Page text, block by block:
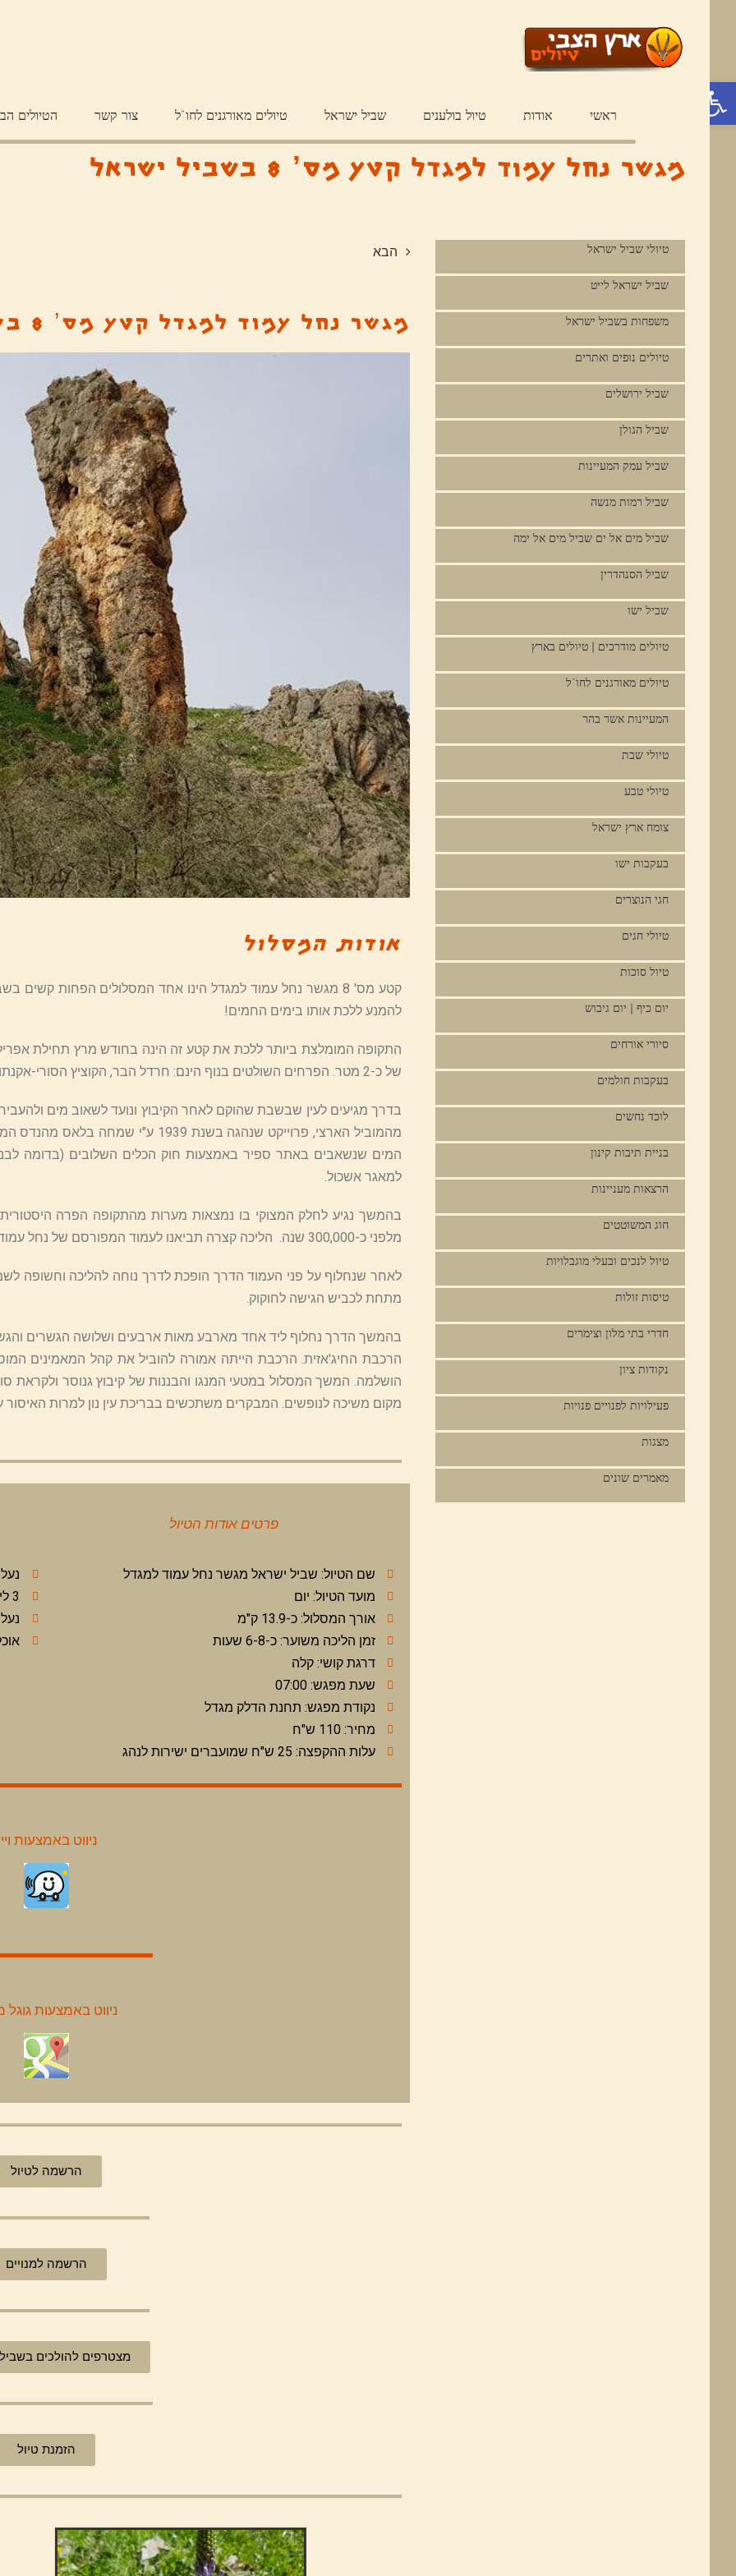
פתח סרגל נגישות
ראשי אודות טיול בולענים שביל ישראל טיולים מאורגנים לחו"ל צור קשר הטיולים
מגשר נחל עמוד למגדל קטע מס’ 8 בשביל ישראל
הבא
מגשר נחל עמוד למגדל קטע מס’ 8 בשביל ישראל
אודות המסלול
קטע מס' 8 מגשר נחל עמוד למגדל הינו אחד המסלולים הפחות
להמנע ללכת אותו בימים החמים!
התקופה המומלצת ביותר ללכת את קטע זה הינה בחודש מרץ תחילת
של כ-2 מטר. הפרחים השולטים בנוף הינם: חרדל הבר, הקוציץ הסורי-אקנתוס, אפון קיפח ובן חצב יקינתוני.
בדרך מגיעים לעין שבשבת שהוקם לאחר הקיבוץ ונועד לשאוב מים
המים שנשאבים באתר ספיר באמצעות חוק הכלים השלובים (בדומה
למאגר אשכול.
בהמשך נגיע לחלק המצוקי בו נמצאות מערות מהתקופה הפרה
מלפני כ-300,000 שנה. הליכה קצרה תביאנו לעמוד המפורסם של נחל עמוד-עמוד שהקנה את שם הנחל.
לאחר שנחלוף על פני העמוד הדרך הופכת לדרך נוחה להליכה וחשופה
מתחת לכביש הגישה לחוקוק.
הושלמה. המשך המסלול במטעי המנגו והבננות של קיבוץ גנוסר ולקראת
מקום משיכה לנופשים. המבקרים משתכשים בבריכת עין נון למרות האיסור
פרטים אודות הטיול
שם הטיול: שביל ישראל מגשר נחל עמוד למגדל
מועד הטיול: יום
אורך המסלול: כ-13.9 ק"מ
זמן הליכה משוער: כ-6-8 שעות
דרגת קושי: קלה
שעת מפגש: 07:00
נקודת מפגש: תחנת הדלק מגדל
מחיר: 110 ש"ח
עלות ההקפצה: 25 ש"ח שמועברים ישירות לנהג
3 ליטר מים ביום חם נדרש 1 ליטר נוספים
ניווט באמצעות
ניווט באמצעות גוגל
הרשמה לטיול
הרשמה למנויים
מצטרפים להולכים
הזמנת טיול
טיולי שביל ישראל
שביל ישראל לייט
משפחות בשביל ישראל
טיולים נופים ואתרים
שביל ירושלים
שביל הגולן
שביל עמק המעיינות
שביל רמות מנשה
שביל מים אל ים שביל מים אל ימה
שביל הסנהדרין
שביל ישו
טיולים מודרכים | טיולים בארץ
טיולים מאורגנים לחו"ל
המעיינות אשר בהר
טיולי שבת
טיולי טבע
צומח ארץ ישראל
בעקבות ישו
חגי הנוצרים
טיולי חגים
טיול סוכות
יום כיף | יום גיבוש
סיורי אורחים
בעקבות חולמים
לוכד נחשים
בניית תיבות קינון
הרצאות מעניינות
חוג המשוטטים
טיול לנכים ובעלי מוגבלויות
טיסות זולות
חדרי בתי מלון וצימרים
נקודות ציון
פעילויות לפנויים פנויות
מצגות
מאמרים שונים